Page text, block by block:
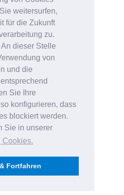
weitersurfen,
für die Zukunft
zu.
dieser Stelle
von
und die
Sie Ihre
konfigurieren, dass
blockiert werden.
Sie in unserer
Cookies.
Fortfahren